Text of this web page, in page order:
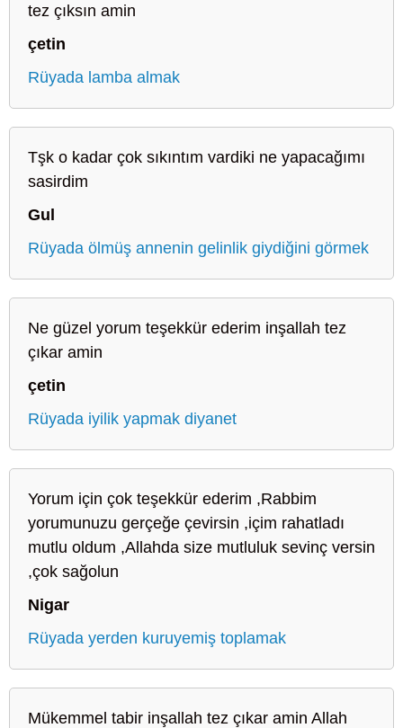
tez çıksın amin
çetin
Rüyada lamba almak
Tşk o kadar çok sıkıntım vardiki ne yapacağımı
sasirdim
Gul
Rüyada ölmüş annenin gelinlik giydiğini görmek
Ne güzel yorum teşekkür ederim inşallah tez
çıkar amin
çetin
Rüyada iyilik yapmak diyanet
Yorum için çok teşekkür ederim ,Rabbim
yorumunuzu gerçeğe çevirsin ,içim rahatladı
mutlu oldum ,Allahda size mutluluk sevinç versin
,çok sağolun
Nigar
Rüyada yerden kuruyemiş toplamak
Mükemmel tabir inşallah tez çıkar amin Allah